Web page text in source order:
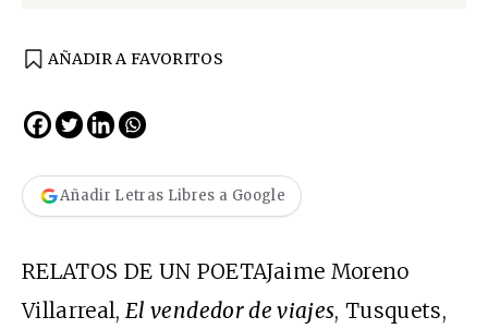
AÑADIR A FAVORITOS
Añadir Letras Libres a Google
RELATOS DE UN POETAJaime Moreno
Villarreal, El vendedor de viajes, Tusquets,